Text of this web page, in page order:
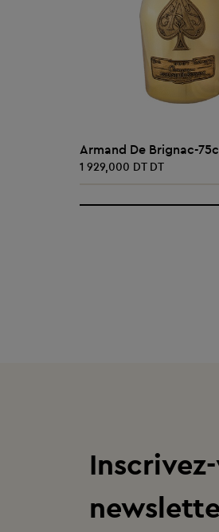
Armand De Brignac-
1 929,000 DT DT